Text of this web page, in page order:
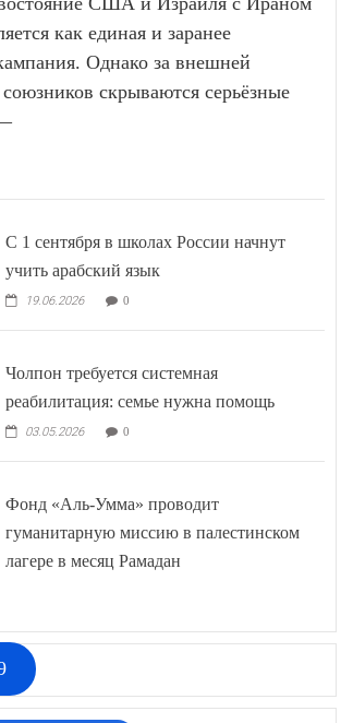
как единая и заранее
Однако за внешней
скрываются серьёзные
С 1 сентября в школах России начнут
учить арабский язык
19.06.2026 0
Чолпон требуется системная
реабилитация: семье нужна помощь
03.05.2026 0
Фонд «Аль-Умма» проводит
гуманитарную миссию в палестинском
лагере в месяц Рамадан